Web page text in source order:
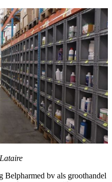
Belpharmed bv als groothandel